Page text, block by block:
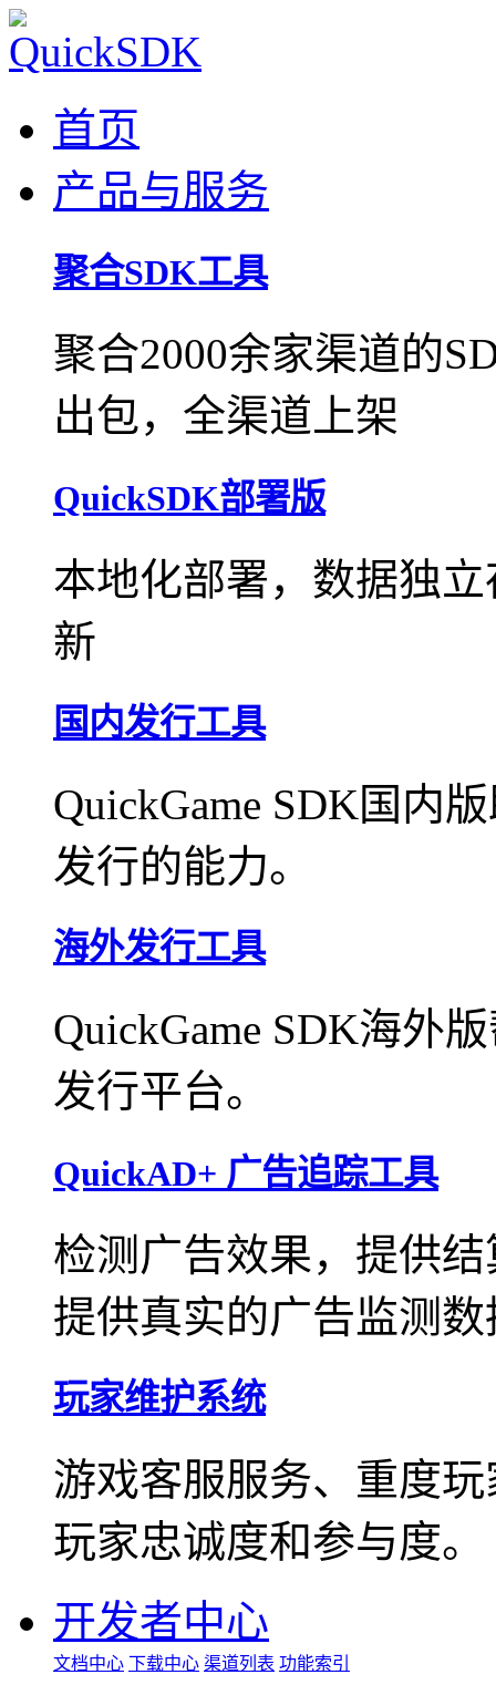
首页
产品与服务
聚合SDK工具
聚合2000余家渠道的
出包，全渠道上架
QuickSDK部署版
本地化部署，数据独
新
国内发行工具
QuickGame SDK国内
发行的能力。
海外发行工具
QuickGame SDK海外
发行平台。
QuickAD+ 广告追踪工具
检测广告效果，提供
提供真实的广告监测数
玩家维护系统
游戏客服服务、重度
玩家忠诚度和参与度。
开发者中心
文档中心 下载中心 渠道列表 功能索引